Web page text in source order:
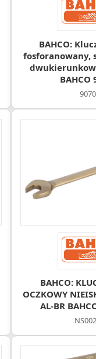
BAHCO:
fosforanowany,
BAHCO
BAHCO:
OCZKOWY
AL-BR